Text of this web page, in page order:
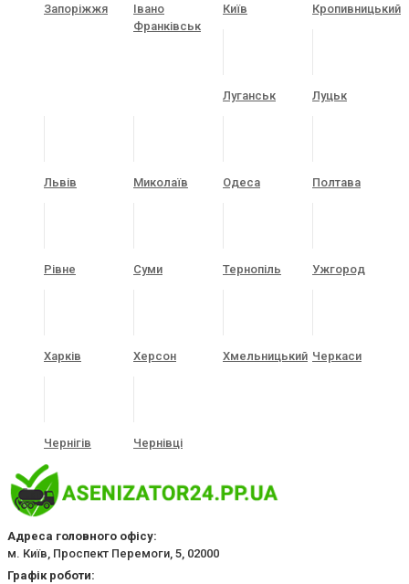
Запоріжжя
Івано
Франківськ
Київ Кропивницький
Луганськ Луцьк
Львів Миколаїв Одеса Полтава
Рівне Суми Тернопіль Ужгород
Харків Херсон Хмельницький Черкаси
Чернігів Чернівці
Адреса головного офісу:
м. Київ, Проспект Перемоги, 5, 02000
Графік роботи: